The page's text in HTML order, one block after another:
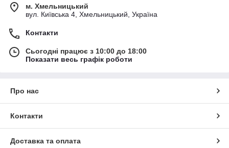
м. Хмельницький
вул. Київська 4, Хмельницький, Україна
Контакти
Сьогодні працює з 10:00 до 18:00
Показати весь графік роботи
Про нас
Контакти
Доставка та оплата